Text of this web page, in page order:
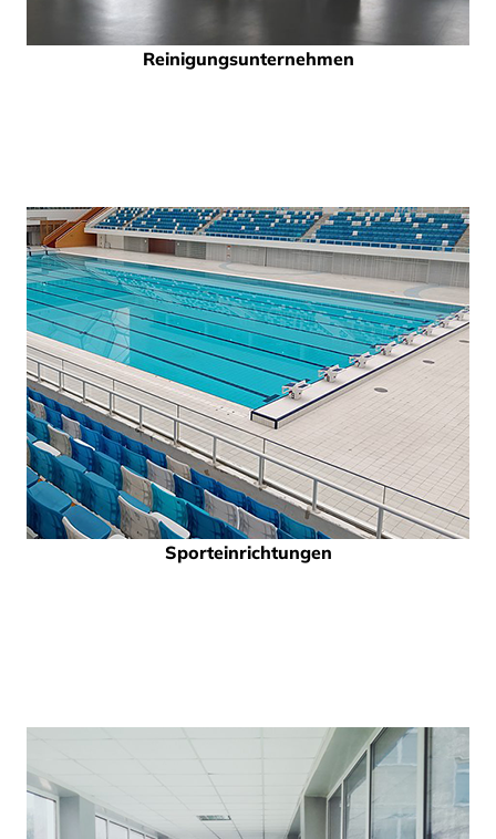
Reinigungsunternehmen
Sporteinrichtungen